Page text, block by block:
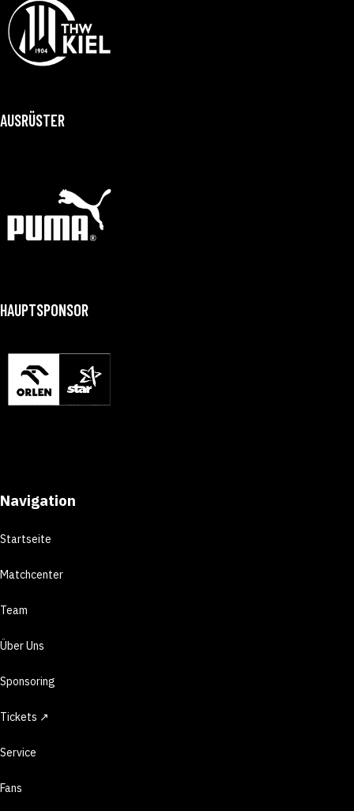
AUSRÜSTER
HAUPTSPONSOR
Navigation
Startseite
Matchcenter
Team
Über Uns
Sponsoring
Tickets ↗
Service
Fans